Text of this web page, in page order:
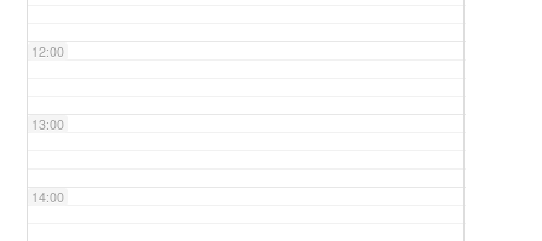
12:00
13:00
14:00